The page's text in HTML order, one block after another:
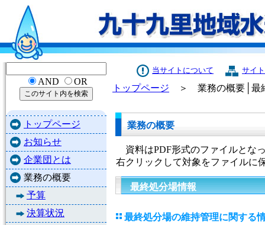
AND OR
トップページ
お知らせ
企業団とは
業務の概要
予算
決算状況
当サイトについて サイ
トップページ ＞ 業務の概要│最
業務の概要
資料はPDF形式のファイルとな
右クリックして対象をファイルに
最終処分場情報
最終処分場の維持管理に関する